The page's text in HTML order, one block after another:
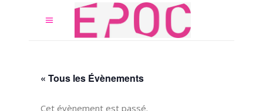
« Tous les Évènements
Cet évènement est passé.